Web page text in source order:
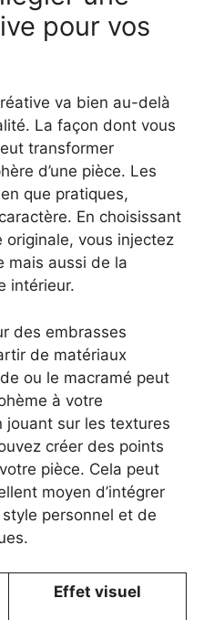
pour vos
va bien au-delà
La façon dont vous
transformer
d’une pièce. Les
que pratiques,
En choisissant
originale, vous injectez
mais aussi de la
intérieur.
des embrasses
de matériaux
ou le macramé peut
à votre
jouant sur les textures
créer des points
pièce. Cela peut
moyen d’intégrer
personnel et de
Effet visuel